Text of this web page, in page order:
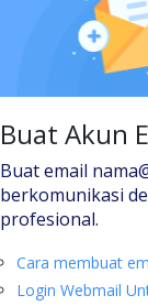
Buat Akun
Buat email
berkomunikasi
profesional.
Cara membuat
Login Webmail